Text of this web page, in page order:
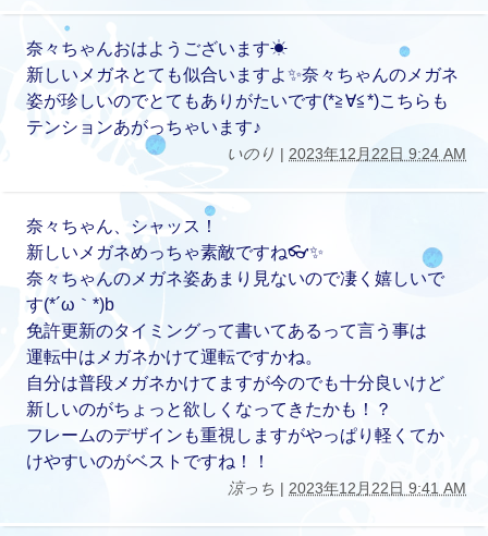
奈々ちゃんおはようございます☀
新しいメガネとても似合いますよ✨奈々ちゃんのメガネ
姿が珍しいのでとてもありがたいです(*≧∀≦*)こちらも
テンションあがっちゃいます♪
いのり | 2023年12月22日 9:24 AM
奈々ちゃん、シャッス！
新しいメガネめっちゃ素敵ですね👓✨
奈々ちゃんのメガネ姿あまり見ないので凄く嬉しいで
す(*´ω｀*)b
免許更新のタイミングって書いてあるって言う事は
運転中はメガネかけて運転ですかね。
自分は普段メガネかけてますが今のでも十分良いけど
新しいのがちょっと欲しくなってきたかも！？
フレームのデザインも重視しますがやっぱり軽くてか
けやすいのがベストですね！！
涼っち | 2023年12月22日 9:41 AM